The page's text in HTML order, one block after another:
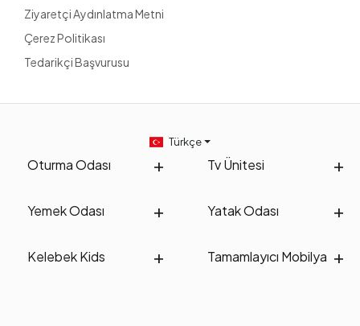
Ziyaretçi Aydınlatma Metni
Çerez Politikası
Tedarikçi Başvurusu
Oturma Odası Tv Ünitesi
Yemek Odası Yatak Odası
Kelebek Kids Tamamlayıcı Mobilya
Türkçe